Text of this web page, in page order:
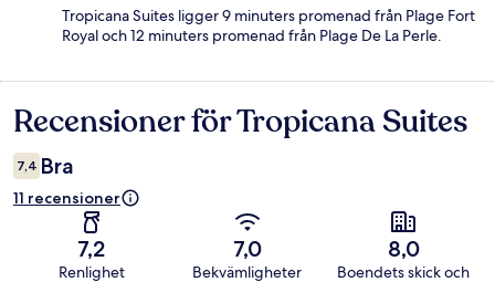
Tropicana Suites ligger 9 minuters promenad från Plage Fort
Royal och 12 minuters promenad från Plage De La Perle.
Recensioner
Recensioner för Tropicana Suites
7,4 Bra
11 recensioner
7,2
Renlighet
7,0
Bekvämligheter
8,0
Boendets skick och